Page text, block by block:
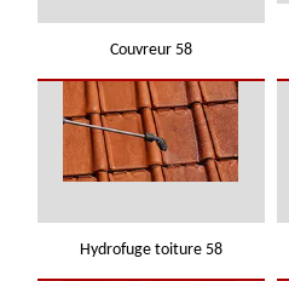
Couvreur 58
Hydrofuge toiture 58